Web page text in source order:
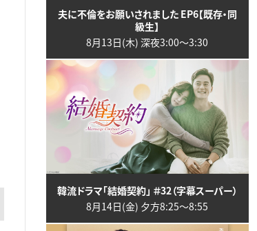
夫に不倫をお願いされました EP6【既存・同
級生】
8月13日(木) 深夜3:00〜3:30
韓流ドラマ「結婚契約」 ＃32（字幕スーパー）
8月14日(金) 夕方8:25〜8:55